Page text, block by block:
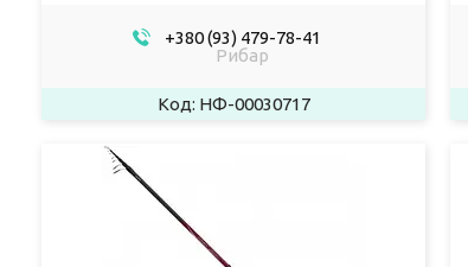
+380 (93) 479-78-41
Рибар
НФ-00030717